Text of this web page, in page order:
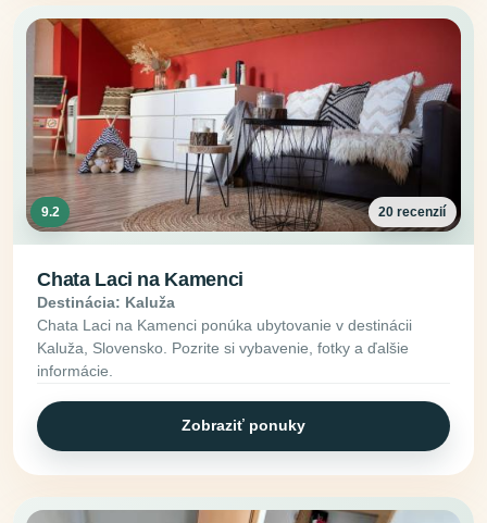
9.2 20 recenzií
Chata Laci na Kamenci
Destinácia: Kaluža
Chata Laci na Kamenci ponúka ubytovanie v destinácii
Kaluža, Slovensko. Pozrite si vybavenie, fotky a ďalšie
informácie.
Zobraziť ponuky